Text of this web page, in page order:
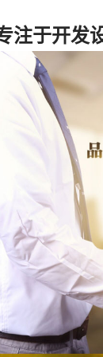
注于开发